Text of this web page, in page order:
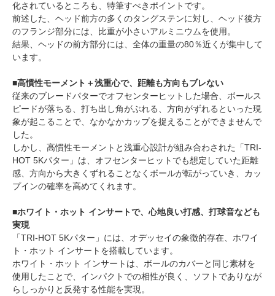
化されているところも、特筆すべきポイントです。
前述した、ヘッド前方の多くのタングステンに対し、ヘッド後方
のフランジ部分には、比重が小さいアルミニウムを使用。
結果、ヘッドの前方部分には、全体の重量の80％近くが集中して
います。
■高慣性モーメント＋浅重心で、距離も方向もブレない
従来のブレードパターでオフセンターヒットした場合、ボールス
ピードが落ちる、打ち出し角がぶれる、方向がずれるといった現
象が起こることで、なかなかカップを捉えることができませんで
した。
しかし、高慣性モーメントと浅重心設計が組み合わされた「TRI-
HOT 5Kパター」は、オフセンターヒットでも想定していた距離
感、方向から大きくずれることなくボールが転がっていき、カッ
プインの確率を高めてくれます。
■ホワイト・ホット インサートで、心地良い打感、打球音なども
実現
「TRI-HOT 5Kパター」には、オデッセイの象徴的存在、ホワイ
ト・ホット インサートを搭載しています。
ホワイト・ホット インサートは、ボールのカバーと同じ素材を
使用したことで、インパクトでの相性が良く、ソフトでありなが
らしっかりと反発する性能を実現。